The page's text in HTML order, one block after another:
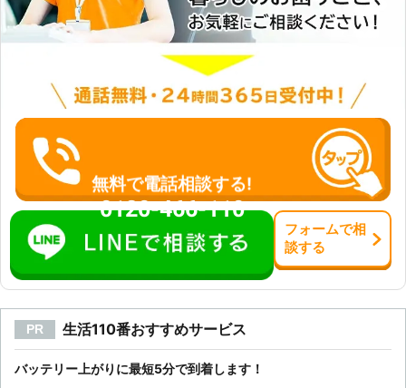
無料で電話相談する!
0120-466-110
フォームで相
談する
PR 生活110番おすすめサービス
バッテリー上がりに最短5分で到着します！